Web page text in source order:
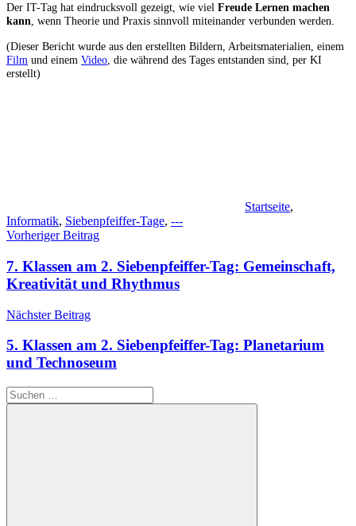
Der IT-Tag hat eindrucksvoll gezeigt, wie viel Freude Lernen machen
kann, wenn Theorie und Praxis sinnvoll miteinander verbunden werden.
(Dieser Bericht wurde aus den erstellten Bildern, Arbeitsmaterialien, einem
Film und einem Video , die während des Tages entstanden sind, per KI
erstellt)
Startseite,
Informatik, Siebenpfeiffer-Tage, ---
Beitragsnavigation
Vorheriger Beitrag
7. Klassen am 2. Siebenpfeiffer-Tag: Gemeinschaft,
Kreativität und Rhythmus
Nächster Beitrag
5. Klassen am 2. Siebenpfeiffer-Tag: Planetarium
und Technoseum
Suchen
nach: